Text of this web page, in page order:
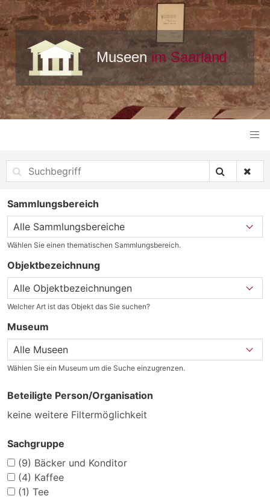
Sammlungsbereich
Wählen Sie einen thematischen Sammlungsbereich.
Objektbezeichnung
Welcher Art ist das Objekt das Sie suchen?
Museum
Wählen Sie ein Museum um die Suche einzugrenzen.
Beteiligte Person/Organisation
keine weitere Filtermöglichkeit
Sachgruppe
(9) Bäcker und Konditor
(4) Kaffee
(1) Tee